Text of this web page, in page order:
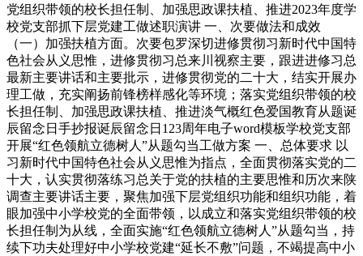
党组织带领的校长担任制、加强思政课扶植、推进2023年度学
校党支部抓下层党建工做述职演讲 一、次要做法和成效
（一）加强扶植方面。次要包罗深切进修贯彻习新时代中国特
色社会从义思惟，进修贯彻习总来川视察主要，跟进进修习总
最新主要讲话和主要批示，进修贯彻党的二十大，结实开展办
理工做，充实阐扬前锋榜样感化等环境；落实党组织带领的校
长担任制、加强思政课扶植、推进淡气概红色爱国教育从题诞
辰留念日手抄报诞辰留念日123周年电子word模板学校党支部
开展“红色领航立德树人”从题勾当工做方案 一、总体要求 以
习新时代中国特色社会从义思惟为指点，全面贯彻落实党的二
十大，认实贯彻落练习总关于党的扶植的主要思惟和历次来陕
调查主要讲话主要，聚焦加强下层党组织功能和组织功能，着
眼加强中小学校党的全面带领，以成立和落实党组织带领的校
长担任制为从线，全面实施“红色领航立德树人”从题勾当，持
续下功夫处理好中小学校党建“延长不敷”问题，不竭提高中小